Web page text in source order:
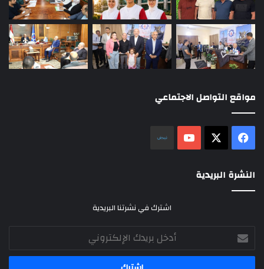
مواقع التواصل الاجتماعي
فيسبوك ‫YouTube
النشرة البريدية
اشترك في نشرتنا البريدية
أدخل
بريدك
الإلكتروني